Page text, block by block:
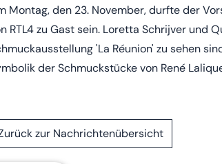
Montag, den 23. November, durfte der
RTL4 zu Gast sein. Loretta Schrijver und
'La Réunion' zu sehen
der Schmuckstücke von René
zur Nachrichtenübersicht